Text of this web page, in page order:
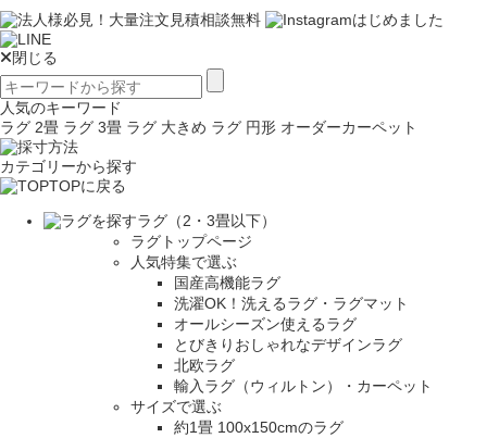
閉じる
人気のキーワード
ラグ 2畳 ラグ 3畳 ラグ 大きめ ラグ 円形 オーダーカーペット
カテゴリーから探す
TOPに戻る
ラグ（2・3畳以下）
ラグトップページ
人気特集で選ぶ
国産高機能ラグ
洗濯OK！洗えるラグ・ラグマット
オールシーズン使えるラグ
とびきりおしゃれなデザインラグ
北欧ラグ
輸入ラグ（ウィルトン）・カーペット
サイズで選ぶ
約1畳 100x150cmのラグ